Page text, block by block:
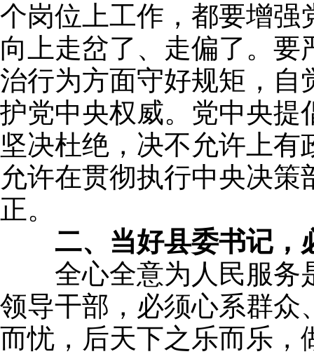
个岗位上工作，都要增强
向上走岔了、走偏了。
治行为方面守好规矩，
护党中央权威。党中央提
坚决杜绝，决不允许上
允许在贯彻执行中央决
正。
二、当好县委书记，
全心全意为人民服务是
领导干部，必须心系群众
而忧，后天下之乐而乐，